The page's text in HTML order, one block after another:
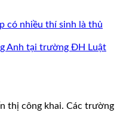
có nhiều thí sinh là thủ
Anh tại trường ĐH Luật
thị công khai. Các trường